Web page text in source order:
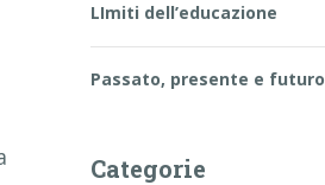
LImiti dell’educazione
Passato, presente e futuro
Categorie